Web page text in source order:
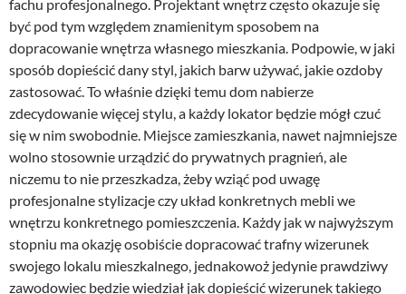
fachu profesjonalnego. Projektant wnętrz często okazuje się
być pod tym względem znamienitym sposobem na
dopracowanie wnętrza własnego mieszkania. Podpowie, w jaki
sposób dopieścić dany styl, jakich barw używać, jakie ozdoby
zastosować. To właśnie dzięki temu dom nabierze
zdecydowanie więcej stylu, a każdy lokator będzie mógł czuć
się w nim swobodnie. Miejsce zamieszkania, nawet najmniejsze
wolno stosownie urządzić do prywatnych pragnień, ale
niczemu to nie przeszkadza, żeby wziąć pod uwagę
profesjonalne stylizacje czy układ konkretnych mebli we
wnętrzu konkretnego pomieszczenia. Każdy jak w najwyższym
stopniu ma okazję osobiście dopracować trafny wizerunek
swojego lokalu mieszkalnego, jednakowoż jedynie prawdziwy
zawodowiec będzie wiedział jak dopieścić wizerunek takiego